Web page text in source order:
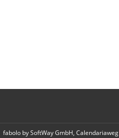
fabolo by SoftWay GmbH,